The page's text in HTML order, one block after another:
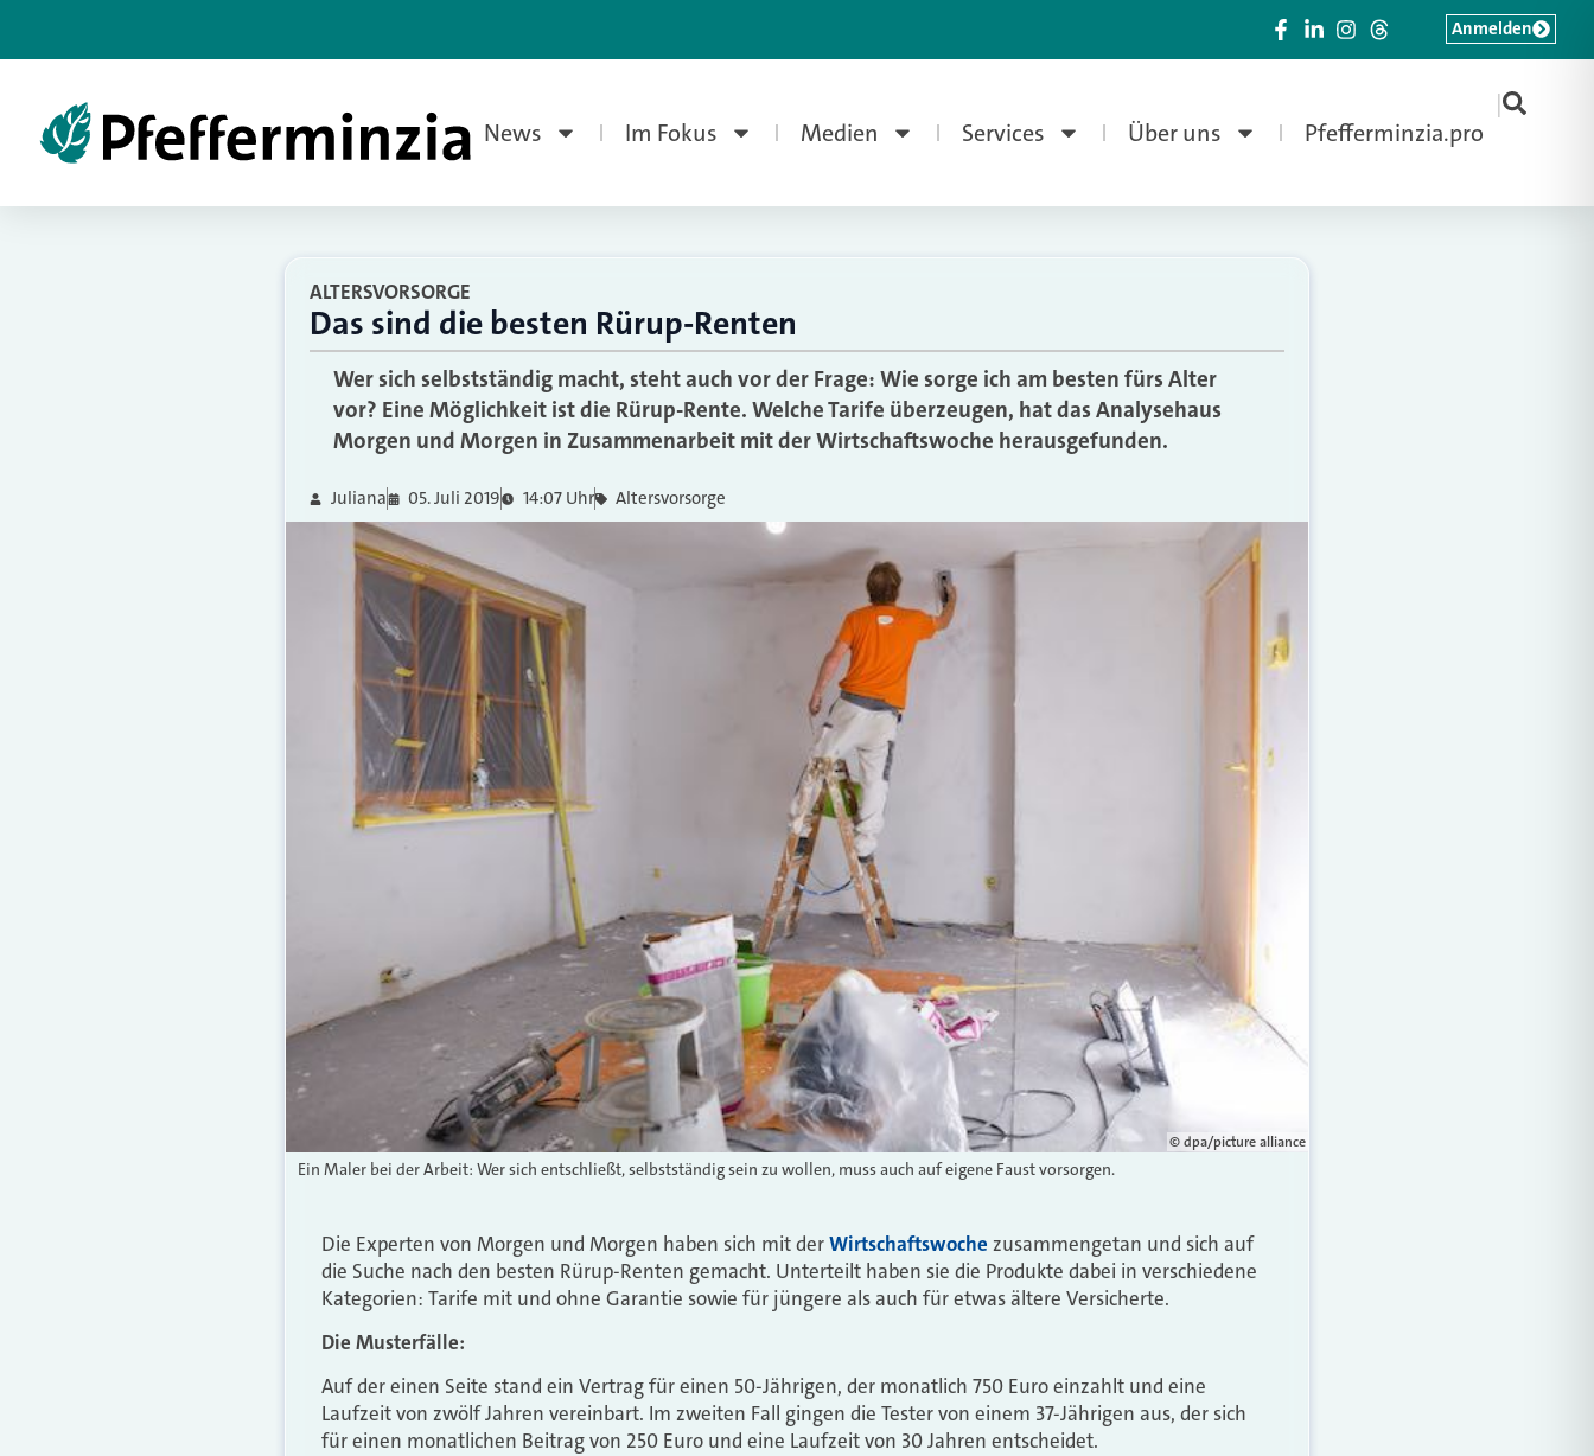
News Im Fokus Medien Services Über uns Pfefferminzia.pro
|
Anmelden
ALTERSVORSORGE
Das sind die besten Rürup-Renten
Wer sich selbstständig macht, steht auch vor der Frage: Wie sorge ich am besten fürs Alter
vor? Eine Möglichkeit ist die Rürup-Rente. Welche Tarife überzeugen, hat das Analysehaus
Morgen und Morgen in Zusammenarbeit mit der Wirtschaftswoche herausgefunden.
Juliana 05. Juli 2019 14:07 Uhr Altersvorsorge
© dpa/picture alliance
Ein Maler bei der Arbeit: Wer sich entschließt, selbstständig sein zu wollen, muss auch auf eigene Faust vorsorgen.
Die Experten von Morgen und Morgen haben sich mit derWirtschaftswoche zusammengetan und sich auf
die Suche nach den besten Rürup-Renten gemacht. Unterteilt haben sie die Produkte dabei in verschiedene
Kategorien: Tarife mit und ohne Garantie sowie für jüngere als auch für etwas ältere Versicherte.
Die Musterfälle:
Auf der einen Seite stand ein Vertrag für einen 50-Jährigen, der monatlich 750 Euro einzahlt und eine
Laufzeit von zwölf Jahren vereinbart. Im zweiten Fall gingen die Tester von einem 37-Jährigen aus, der sich
für einen monatlichen Beitrag von 250 Euro und eine Laufzeit von 30 Jahren entscheidet.